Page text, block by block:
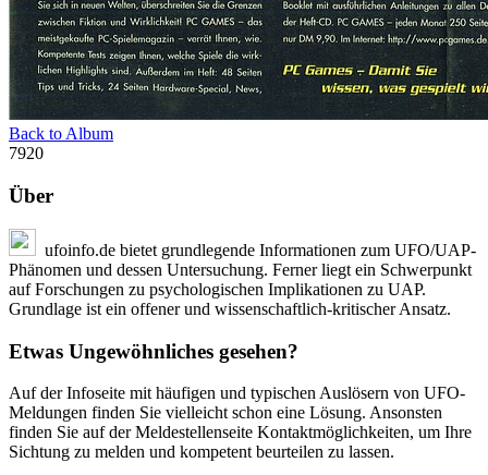
Back to Album
7920
Über
ufoinfo.de bietet grundlegende Informationen zum UFO/UAP-
Phänomen und dessen Untersuchung. Ferner liegt ein Schwerpunkt
auf Forschungen zu psychologischen Implikationen zu UAP.
Grundlage ist ein offener und wissenschaftlich-kritischer Ansatz.
Etwas Ungewöhnliches gesehen?
Auf der Infoseite mit häufigen und typischen Auslösern von UFO-
Meldungen finden Sie vielleicht schon eine Lösung. Ansonsten
finden Sie auf der Meldestellenseite Kontaktmöglichkeiten, um Ihre
Sichtung zu melden und kompetent beurteilen zu lassen.